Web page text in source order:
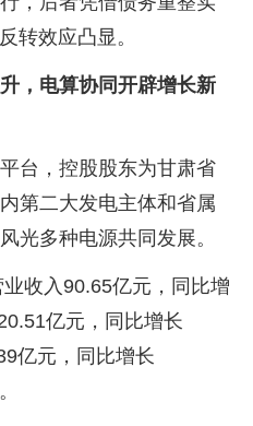
转效应凸显。
，电算协同开辟增长新
台，控股股东为甘肃省
第二大发电主体和省属
光多种电源共同发展。
收入90.65亿元，同比增
亿元，同比增长
亿元，同比增长